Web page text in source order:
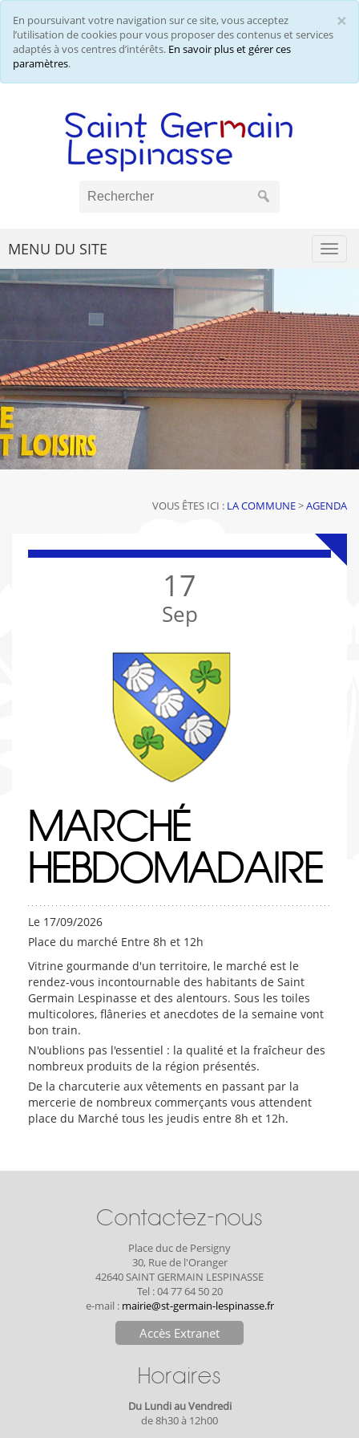
×
En poursuivant votre navigation sur ce site, vous acceptez
l’utilisation de cookies pour vous proposer des contenus et services
adaptés à vos centres d’intérêts. En savoir plus et gérer ces
paramètres.
MENU DU SITE
VOUS ÊTES ICI : LA COMMUNE>AGENDA
17
Sep
MARCHÉ
HEBDOMADAIRE
Le 17/09/2026
Place du marché Entre 8h et 12h
Vitrine gourmande d'un territoire, le marché est le
rendez-vous incontournable des habitants de Saint
Germain Lespinasse et des alentours. Sous les toiles
multicolores, flâneries et anecdotes de la semaine vont
bon train.
N'oublions pas l'essentiel : la qualité et la fraîcheur des
nombreux produits de la région présentés.
De la charcuterie aux vêtements en passant par la
mercerie de nombreux commerçants vous attendent
place du Marché tous les jeudis entre 8h et 12h.
Contactez-nous
Place duc de Persigny
30, Rue de l'Oranger
42640 SAINT GERMAIN LESPINASSE
Tel : 04 77 64 50 20
e-mail : mairie@st-germain-lespinasse.fr
Accès Extranet
Horaires
Du Lundi au Vendredi
de 8h30 à 12h00